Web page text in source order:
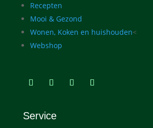
Recepten
Mooi & Gezond
Wonen, Koken en huishouden<
Webshop
Service